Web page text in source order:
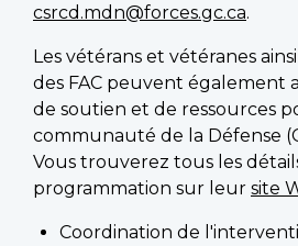
csrcd.mdn@forces.gc.ca.
Les vétérans et vétéranes
des FAC peuvent également
de soutien et de ressources
communauté de la Défense
Vous trouverez tous les
programmation sur leur site
Coordination de